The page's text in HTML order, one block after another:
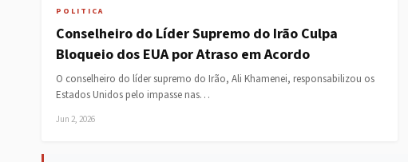
POLITICA
Conselheiro do Líder Supremo do Irão Culpa
Bloqueio dos EUA por Atraso em Acordo
O conselheiro do líder supremo do Irão, Ali Khamenei, responsabilizou os
Estados Unidos pelo impasse nas…
Jun 2, 2026